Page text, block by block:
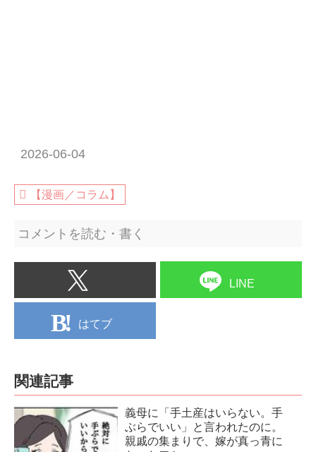
2026-06-04
【漫画／コラム】
コメントを読む・書く
LINE
はてブ
関連記事
義母に「手土産はいらない。手
ぶらでいい」と言われたのに。
親戚の集まりで、嫁が真っ青に